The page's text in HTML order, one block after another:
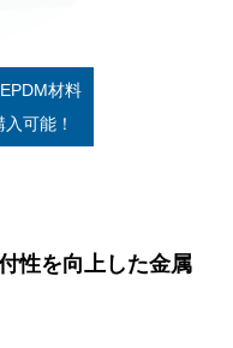
材料
可能！
性を向上した金属